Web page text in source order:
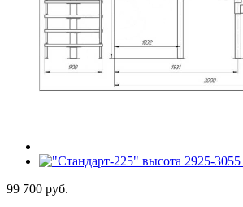
99 700 руб.